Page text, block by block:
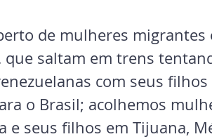
de mulheres migrantes
saltam em trens
com seus filhos
o Brasil; acolhemos
e seus filhos em Tijuana,